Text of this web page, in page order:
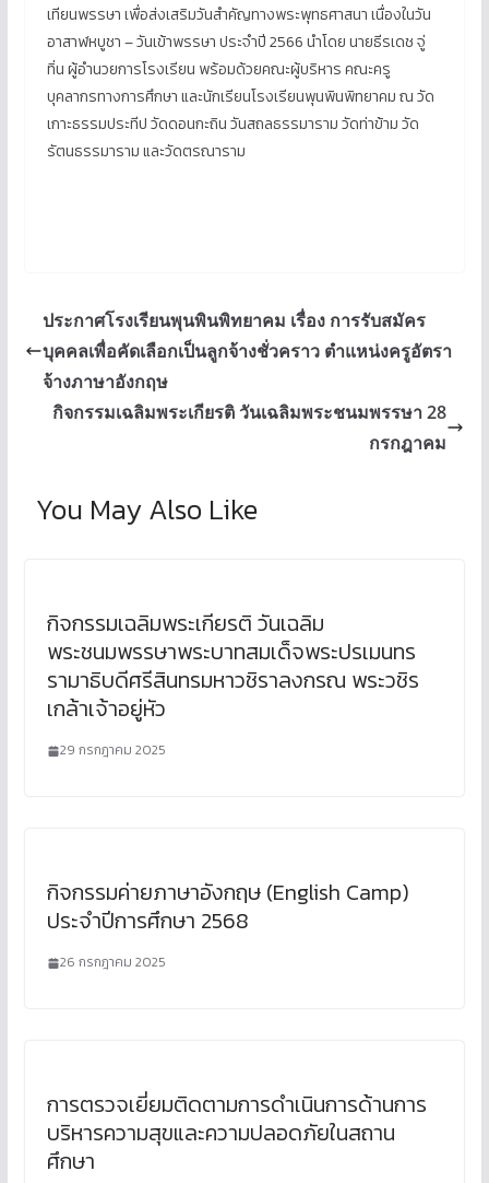
เทียนพรรษา เพื่อส่งเสริมวันสำคัญทางพระพุทธศาสนา เนื่องในวัน
อาสาฬหบูชา – วันเข้าพรรษา ประจำปี 2566 นำโดย นายธีรเดช จู่
ทิ่น ผู้อำนวยการโรงเรียน พร้อมด้วยคณะผู้บริหาร คณะครู
บุคลากรทางการศึกษา และนักเรียนโรงเรียนพุนพินพิทยาคม ณ วัด
เกาะธรรมประทีป วัดดอนกะถิน วันสถลธรรมาราม วัดท่าข้าม วัด
รัตนธรรมาราม และวัดตรณาราม
ประกาศโรงเรียนพุนพินพิทยาคม เรื่อง การรับสมัคร
บุคคลเพื่อคัดเลือกเป็นลูกจ้างชั่วคราว ตำแหน่งครูอัตรา
จ้างภาษาอังกฤษ
กิจกรรมเฉลิมพระเกียรติ วันเฉลิมพระชนมพรรษา 28
กรกฎาคม
You May Also Like
กิจกรรมเฉลิมพระเกียรติ วันเฉลิม
พระชนมพรรษาพระบาทสมเด็จพระปรเมนทร
รามาธิบดีศรีสินทรมหาวชิราลงกรณ พระวชิร
เกล้าเจ้าอยู่หัว
29 กรกฎาคม 2025
กิจกรรมค่ายภาษาอังกฤษ (English Camp)
ประจำปีการศึกษา 2568
26 กรกฎาคม 2025
การตรวจเยี่ยมติดตามการดำเนินการด้านการ
บริหารความสุขและความปลอดภัยในสถาน
ศึกษา